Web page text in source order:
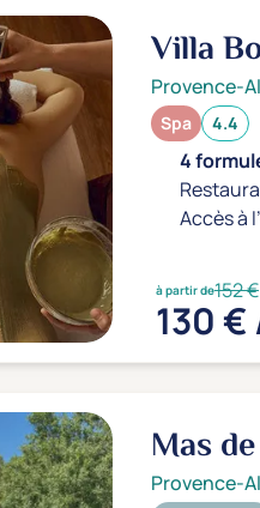
Villa
Provence-
Spa 4.4
4
Accès à
à partir de152 €
130 €
Mas
Provence-